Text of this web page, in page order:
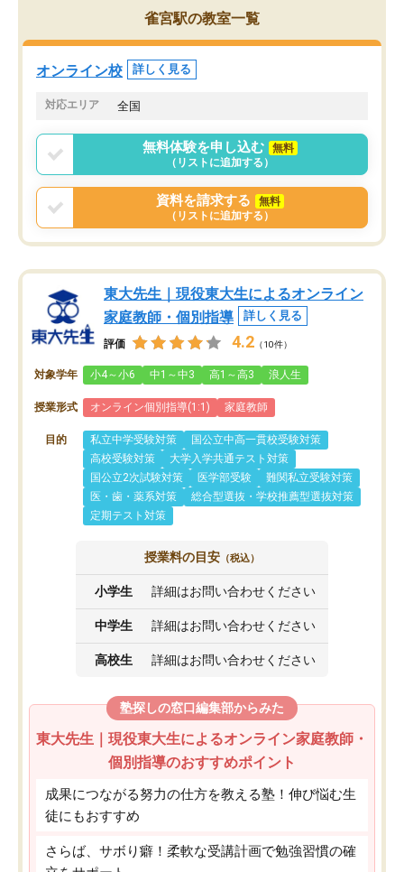
がら頑張って欲しいと思います！
雀宮駅の教室一覧
オンライン校 詳しく見る
対応エリア 全国
無料体験を申し込む
無料
（リストに追加する）
資料を請求する
無料
（リストに追加する）
東大先生｜現役東大生によるオンライン
家庭教師・個別指導
詳しく見る
評価 4.2 （10件）
対象学年 小4～小6 中1～中3 高1～高3 浪人生
授業形式 オンライン個別指導(1:1) 家庭教師
目的 私立中学受験対策
国公立中高一貫校受験対策
高校受験対策
大学入学共通テスト対策
国公立2次試験対策
医学部受験
難関私立受験対策
医・歯・薬系対策
総合型選抜・学校推薦型選抜対策
定期テスト対策
授業料の目安 （税込）
小学生 詳細はお問い合わせください
中学生 詳細はお問い合わせください
高校生 詳細はお問い合わせください
塾探しの窓口編集部からみた
東大先生｜現役東大生によるオンライン家庭教師・
個別指導のおすすめポイント
成果につながる努力の仕方を教える塾！伸び悩む生
徒にもおすすめ
さらば、サボり癖！柔軟な受講計画で勉強習慣の確